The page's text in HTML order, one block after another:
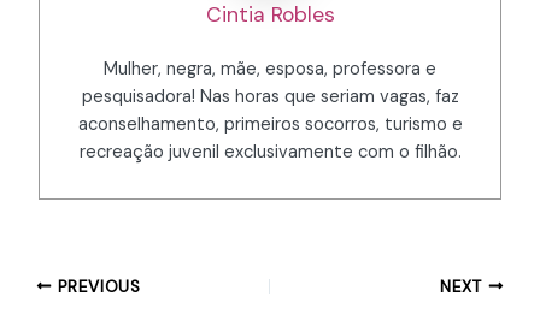
Cintia Robles
Mulher, negra, mãe, esposa, professora e
pesquisadora! Nas horas que seriam vagas, faz
aconselhamento, primeiros socorros, turismo e
recreação juvenil exclusivamente com o filhão.
PREVIOUS NEXT